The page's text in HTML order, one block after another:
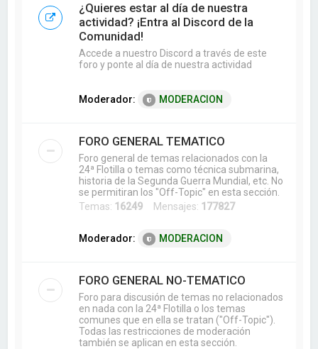
¿Quieres estar al día de nuestra
actividad? ¡Entra al Discord de la
Comunidad!
Accede a nuestro Discord a través de este
foro y ponte al día de nuestra actividad
Moderador: MODERACION
FORO GENERAL TEMATICO
Foro general de temas relacionados con la
24ª Flotilla o temas como técnica submarina,
historia de la Segunda Guerra Mundial, etc. No
se permitiran los "Off-Topic" en esta sección.
Temas: 16249 Mensajes: 177827
Moderador: MODERACION
FORO GENERAL NO-TEMATICO
Foro para discusión de temas no relacionados
en nada con la 24ª Flotilla o los temas
comunes que en ella se tratan ("Off-Topic").
Todas las restricciones de moderación
también se aplican en esta sección.